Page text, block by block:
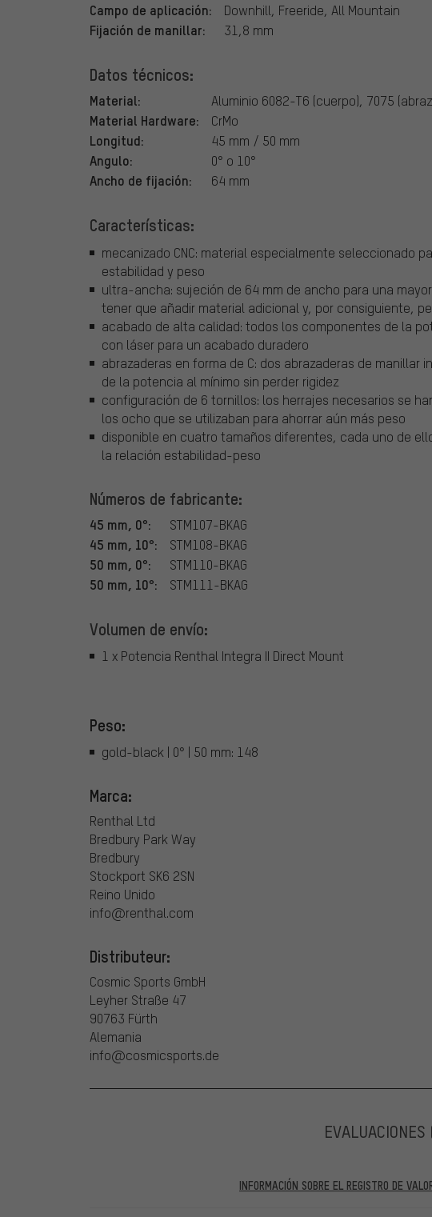
Campo de aplicación: Downhill, Freeride, All Mountain
Fijación de manillar: 31,8 mm
Datos técnicos:
Material: Aluminio 6082-T6 (cuerpo), 7075
Material Hardware: CrMo
Longitud: 45 mm / 50 mm
Angulo: 0° o 10°
Ancho de fijación: 64 mm
Características:
mecanizado CNC: material especialmente seleccionado
estabilidad y peso
ultra-ancha: sujeción de 64 mm de ancho para una
tener que añadir material adicional y, por consiguiente,
acabado de alta calidad: todos los componentes de la
con láser para un acabado duradero
abrazaderas en forma de C: dos abrazaderas de manillar
de la potencia al mínimo sin perder rigidez
configuración de 6 tornillos: los herrajes necesarios se
los ocho que se utilizaban para ahorrar aún más peso
disponible en cuatro tamaños diferentes, cada uno de
la relación estabilidad-peso
Números de fabricante:
45 mm, 0°: STM107-BKAG
45 mm, 10°: STM108-BKAG
50 mm, 0°: STM110-BKAG
50 mm, 10°: STM111-BKAG
Volumen de envío:
1 x Potencia Renthal Integra II Direct Mount
Peso:
gold-black | 0° | 50 mm: 148
Marca:
Renthal Ltd
Bredbury Park Way
Bredbury
Stockport SK6 2SN
Reino Unido
info@renthal.com
Distributeur:
Cosmic Sports GmbH
Leyher Straße 47
90763 Fürth
Alemania
info@cosmicsports.de
EVALUACIONES
INFORMACIÓN SOBRE EL REGISTRO DE